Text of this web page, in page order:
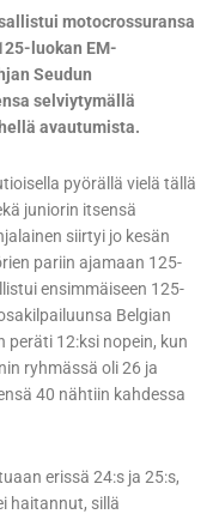
motocrossuransa
luokan EM-
Seudun
selviytymällä
avautumista.
pyörällä vielä tällä
juniorin itsensä
siirtyi jo kesän
pariin ajamaan 125-
ensimmäiseen 125-
Belgian
peräti 12:ksi nopein, kun
ryhmässä oli 26 ja
40 nähtiin kahdessa
erissä 24:s ja 25:s,
haitannut, sillä